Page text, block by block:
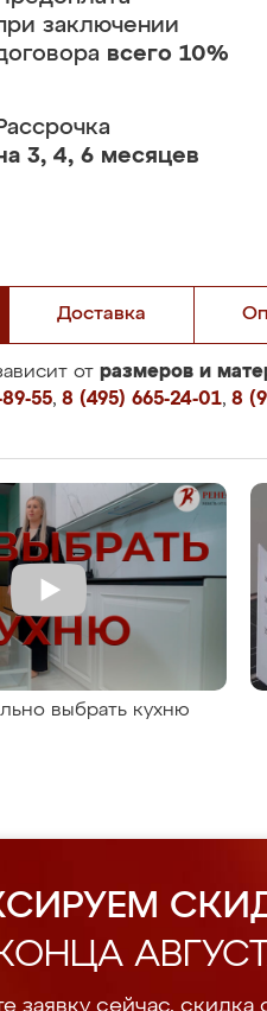
заключении
всего 10%
3, 4, 6 месяцев
Доставка
от размеров и
55, 8 (495) 665-24-01, 8
выбрать кухню
заявку сейчас, скидка